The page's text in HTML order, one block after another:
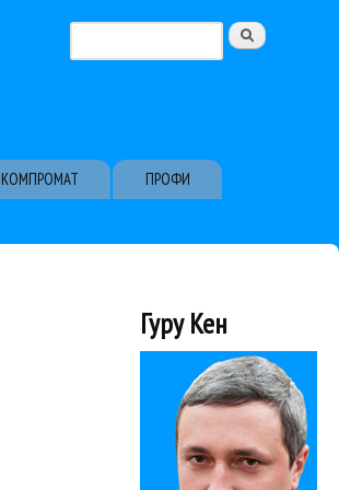
Форма поиска
КОМПРОМАТ
ПРОФИ
Гуру Кен